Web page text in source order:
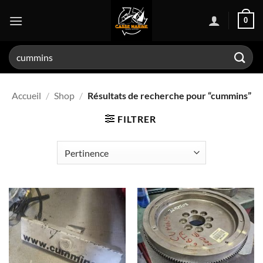
0
Recherche
pour :
Accueil / Shop / Résultats de recherche pour “cummins”
FILTRER